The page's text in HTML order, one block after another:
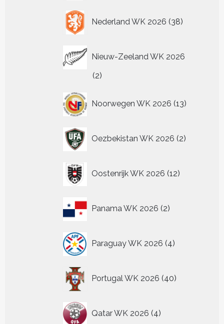
Nederland WK 2026 38
producten
Nieuw-Zeeland WK 2026
22
Noorwegen WK 2026 13
producten
Oezbekistan WK 2026 2
producten
Oostenrijk WK 2026 12
producten
Panama WK 2026 2
producten
Paraguay WK 2026 4
producten
Portugal WK 2026 40
producten
Qatar WK 2026 4
producten